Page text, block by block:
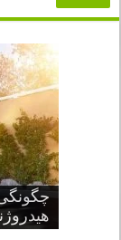
چرا
پنج
از
سوم